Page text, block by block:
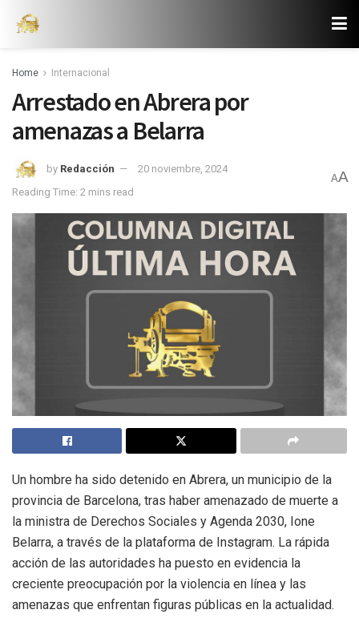
Home Internacional
Arrestado en Abrera por
amenazas a Belarra
by Redacción
20 noviembre, 2024
Reading Time: 2 mins read
AA
Un hombre ha sido detenido en Abrera, un municipio de la
provincia de Barcelona, tras haber amenazado de muerte a
la ministra de Derechos Sociales y Agenda 2030, Ione
Belarra, a través de la plataforma de Instagram. La rápida
acción de las autoridades ha puesto en evidencia la
creciente preocupación por la violencia en línea y las
amenazas que enfrentan figuras públicas en la actualidad.